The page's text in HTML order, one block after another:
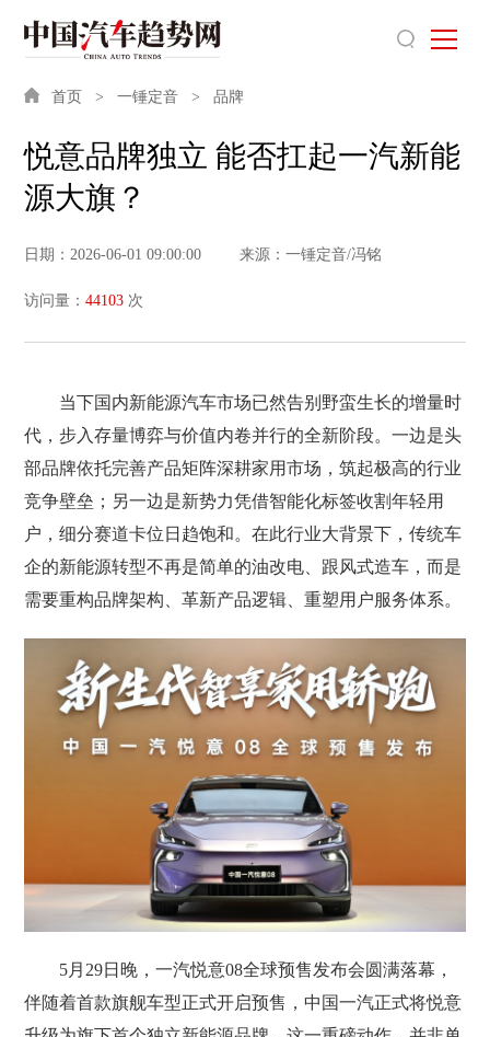
首页 一锤定音 品牌
悦意品牌独立 能否扛起一汽新能
源大旗？
日期：2026-06-01 09:00:00 来源：一锤定音/冯铭
访问量：44103 次
当下国内新能源汽车市场已然告别野蛮生长的增量时
代，步入存量博弈与价值内卷并行的全新阶段。一边是头
部品牌依托完善产品矩阵深耕家用市场，筑起极高的行业
竞争壁垒；另一边是新势力凭借智能化标签收割年轻用
户，细分赛道卡位日趋饱和。在此行业大背景下，传统车
企的新能源转型不再是简单的油改电、跟风式造车，而是
需要重构品牌架构、革新产品逻辑、重塑用户服务体系。
5月29日晚，一汽悦意08全球预售发布会圆满落幕，
伴随着首款旗舰车型正式开启预售，中国一汽正式将悦意